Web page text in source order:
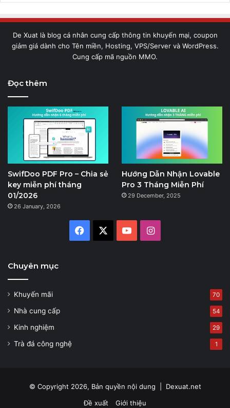
De Xuat là blog cá nhân cung cấp thông tin khuyến mại, coupon
giảm giá dành cho Tên miền, Hosting, VPS/Server và WordPress.
Cung cấp mã nguồn MMO.
Đọc thêm
SwifDoo PDF Pro – Chia sẻ
key miễn phí tháng
01/2026
26 January, 2026
Hướng Dẫn Nhận Lovable
Pro 3 Tháng Miễn Phí
29 December, 2025
Facebook YouTubeInstagram
Chuyên mục
Khuyến mãi 70
Nhà cung cấp 54
Kinh nghiệm 29
Trà đá công nghệ 1
© Copyright 2026, Bản quyền nội dung | Dexuat.net
Đề xuất
Giới thiệu